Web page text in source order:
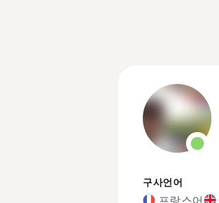
구사언어
프랑스어